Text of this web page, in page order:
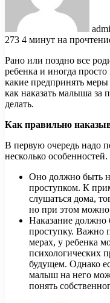
273 4 минут на
Рано или поздно все
ребенка и иногда
какие предпринять меры
как наказать малыша за
делать.
Как правильно
В первую очередь надо
несколько особенностей.
Оно должно быть
проступком. К
слушаться дома,
но при этом можно
Наказание
проступку. Важно
мерах, у ребенка
психологических
будущем. Однако
малыш на него
понять